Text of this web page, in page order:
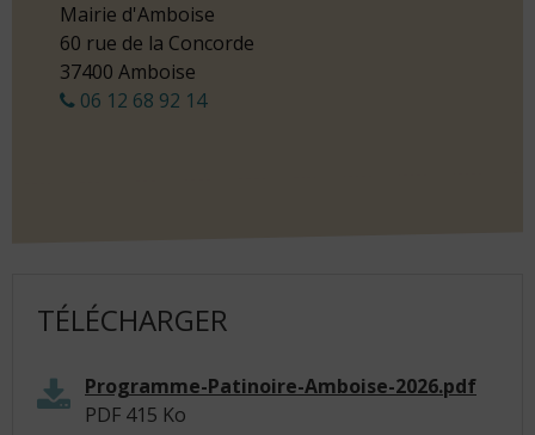
Mairie d'Amboise
60 rue de la Concorde
37400 Amboise
06 12 68 92 14
TÉLÉCHARGER
Programme-Patinoire-Amboise-2026.pdf
PDF 415 Ko